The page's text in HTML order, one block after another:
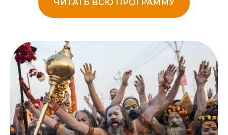
ЧИТАТЬ ВСЮ ПРОГРАММУ